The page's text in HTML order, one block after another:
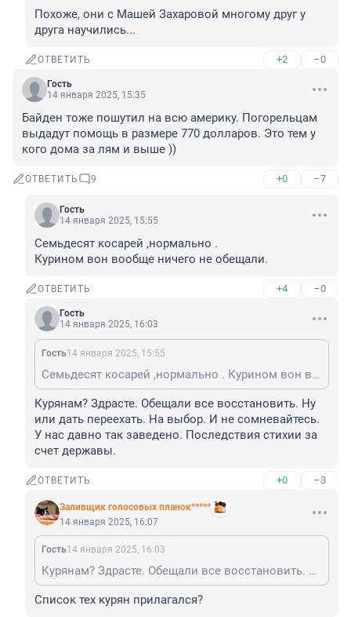
Похоже, они с Машей Захаровой многому друг у
друга научились...
ОТВЕТИТЬ +2 –0
Гость
14 января 2025, 15:35
Байден тоже пошутил на всю америку. Погорельцам
выдадут помощь в размере 770 долларов. Это тем у
кого дома за лям и выше ))
ОТВЕТИТЬ 9 +0 –7
Гость
14 января 2025, 15:55
Семьдесят косарей ,нормально .
Курином вон вообще ничего не обещали.
ОТВЕТИТЬ +4 –0
Гость
14 января 2025, 16:03
Гость14 января 2025, 15:55
Семьдесят косарей ,нормально . Курином вон вообще ничего не обещали.
Курянам? Здрасте. Обещали все восстановить. Ну
или дать переехать. На выбор. И не сомневайтесь.
У нас давно так заведено. Последствия стихии за
счет державы.
ОТВЕТИТЬ +0 –3
Заливщик голосовых планок*****
14 января 2025, 16:07
Гость14 января 2025, 16:03
Курянам? Здрасте. Обещали все восстановить. Ну или дать переехать. На выбор. И не сомневайтесь. У нас давно так заведено. Последствия стихии за счет державы.
Список тех курян прилагался?